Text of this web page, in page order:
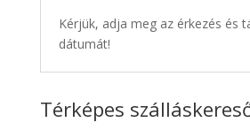
Kérjük, adja meg az érkezés és
dátumát!
Térképes